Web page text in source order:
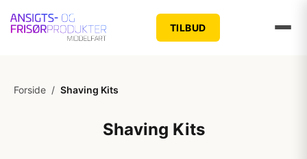
TILBUD
Forside / Shaving Kits
Shaving Kits